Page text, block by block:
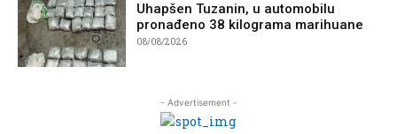
Uhapšen Tuzanin, u automobilu
pronađeno 38 kilograma marihuane
08/08/2026
- Advertisement -